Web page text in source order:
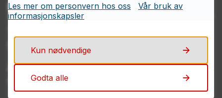
Kontakt Østfolds servicesenter
Åpningstider
Mandag–fredag kl. 08.00–15.00
Les mer om personvern hos oss
Vår bruk av
informasjonskapsler
Kun nødvendige
Godta alle